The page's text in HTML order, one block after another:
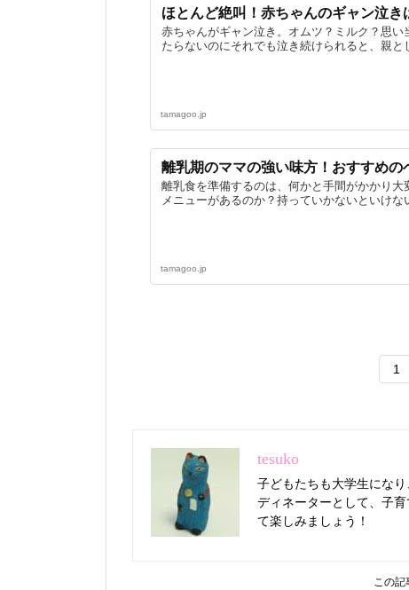
ほとんど絶叫！赤ちゃんのギャン泣き
赤ちゃんがギャン泣き。オムツ？ミルク？思
たらないのにそれでも泣き続けられると、親と
tamagoo.jp
離乳期のママの強い味方！おすすめの
離乳食を準備するのは、何かと手間がかかり
メニューがあるのか？持っていかないといけな
tamagoo.jp
1
tesuko
子どもたちも大学生にな
ディネーターとして、子
て楽しみましょう！
この記